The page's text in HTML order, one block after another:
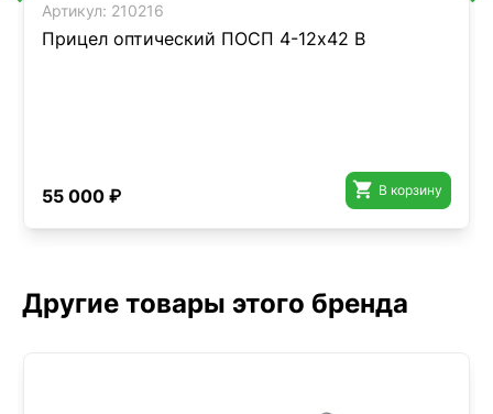
Артикул: 210216
Прицел оптический ПОСП 4-12x42 В
55 000 ₽  В корзину
Другие товары этого бренда